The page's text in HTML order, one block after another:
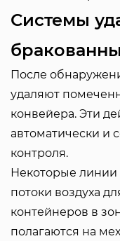
Системы
После
удаляют
конвейера. Эти
автоматически и
контроля.
Некоторые линии
потоки воздуха
контейнеров в
полагаются на